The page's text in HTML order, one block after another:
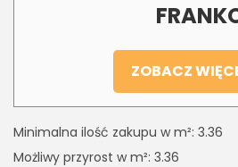
ZOBACZ
Minimalna ilość zakupu w m²: 3.36
Możliwy przyrost w m²: 3.36